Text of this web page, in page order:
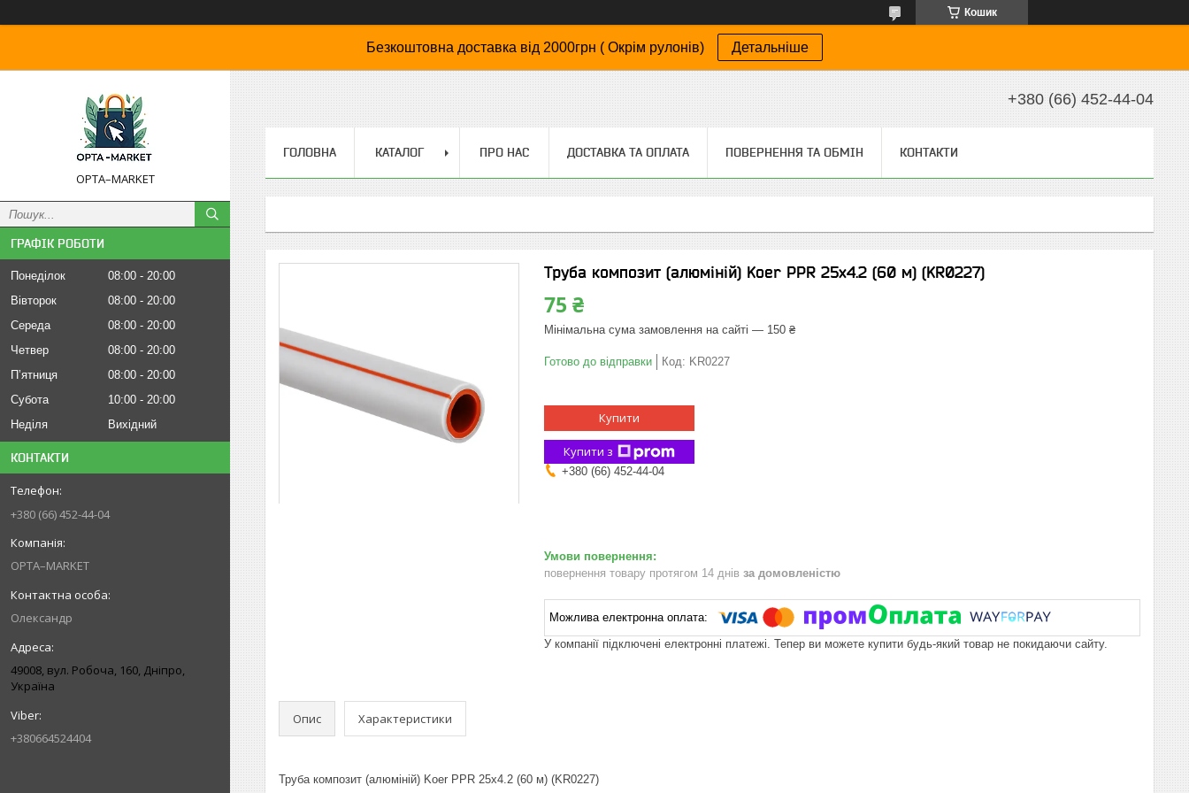
Кошик
Безкоштовна доставка від 2000грн ( Окрім рулонів) Детальніше
OPTA–MARKET
ГРАФІК РОБОТИ
Понеділок 08:00
20:00
Вівторок
08:00
20:00
Середа
08:00
20:00
Четвер
08:00
20:00
Пʼятниця
08:00
20:00
Субота
10:00
20:00
Неділя
Вихідний
КОНТАКТИ
+380 (66) 452-44-04
OPTA–MARKET
Олександр
49008, вул. Робоча, 160, Дніпро,
Україна
+380664524404
+380 (66) 452-44-04
ГОЛОВНА КАТАЛОГ ПРО НАС ДОСТАВКА ТА ОПЛАТА ПОВЕРНЕННЯ ТА ОБМІН КОНТАКТИ
Труба композит (алюміній) Koer PPR 25x4.2 (60 м) (KR0227)
75 ₴
Мінімальна сума замовлення на сайті — 150 ₴
Готово до відправки Код: KR0227
Купити
Купити з
+380 (66) 452-44-04
повернення товару протягом 14 днів за домовленістю
У компанії підключені електронні платежі. Тепер ви можете купити будь-який товар не покидаючи сайту.
Опис Характеристики
Труба композит (алюміній) Koer PPR 25x4.2 (60 м) (KR0227)